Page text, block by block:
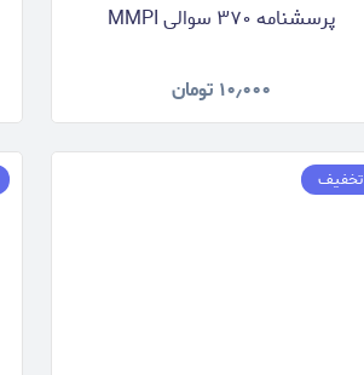
پرسشنامه ۳۷۰ سوالی MMPI
۱۰٫۰۰۰ تومان
تخفیف